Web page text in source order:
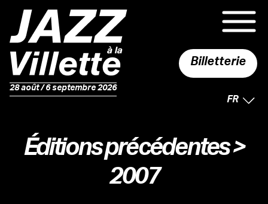
28 août / 6 septembre 2026
Billetterie
FR
Éditions précédentes>
2007